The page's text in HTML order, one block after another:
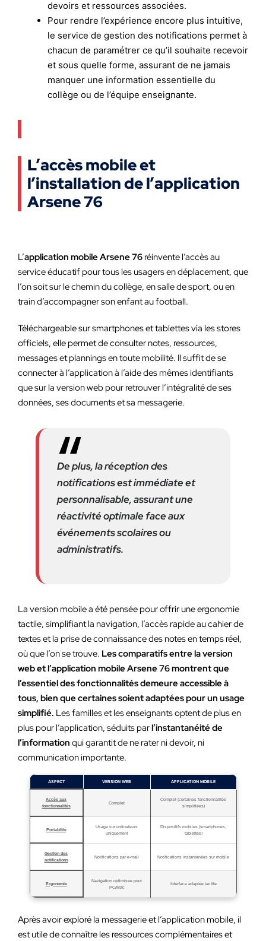
devoirs et ressources associées.
Pour rendre l’expérience encore plus intuitive,
le service de gestion des notifications permet à
chacun de paramétrer ce qu’il souhaite recevoir
et sous quelle forme, assurant de ne jamais
manquer une information essentielle du
collège ou de l’équipe enseignante.
L’accès mobile et
l’installation de l’application
Arsene 76
L’application mobile Arsene 76 réinvente l’accès au
service éducatif pour tous les usagers en déplacement, que
l’on soit sur le chemin du collège, en salle de sport, ou en
train d’accompagner son enfant au football.
Téléchargeable sur smartphones et tablettes via les stores
officiels, elle permet de consulter notes, ressources,
messages et plannings en toute mobilité. Il suffit de se
connecter à l’application à l’aide des mêmes identifiants
que sur la version web pour retrouver l’intégralité de ses
données, ses documents et sa messagerie.
De plus, la réception des
notifications est immédiate et
personnalisable, assurant une
réactivité optimale face aux
événements scolaires ou
administratifs.
La version mobile a été pensée pour offrir une ergonomie
tactile, simplifiant la navigation, l’accès rapide au cahier de
textes et la prise de connaissance des notes en temps réel,
où que l’on se trouve. Les comparatifs entre la version
web et l’application mobile Arsene 76 montrent que
l’essentiel des fonctionnalités demeure accessible à
tous, bien que certaines soient adaptées pour un usage
simplifié. Les familles et les enseignants optent de plus en
plus pour l’application, séduits parl’instantanéité de
l’information qui garantit de ne rater ni devoir, ni
communication importante.
ASPECT VERSION WEB APPLICATION MOBILE
Accès aux
fonctionnalités
Complet
Complet (certaines fonctionnalités
simplifiées)
Portabilité
Usage sur ordinateurs
uniquement
Dispositifs mobiles (smartphones,
tablettes)
Gestion des
notifications
Notifications par e-mail Notifications instantanées sur mobile
Ergonomie
Navigation optimisée pour
PC/Mac
Interface adaptée tactile
Après avoir exploré la messagerie et l’application mobile, il
est utile de connaître les ressources complémentaires et